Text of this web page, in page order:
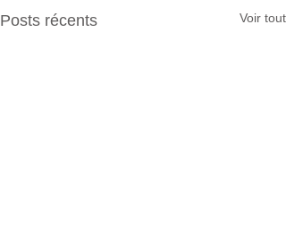
Posts récents Voir tout